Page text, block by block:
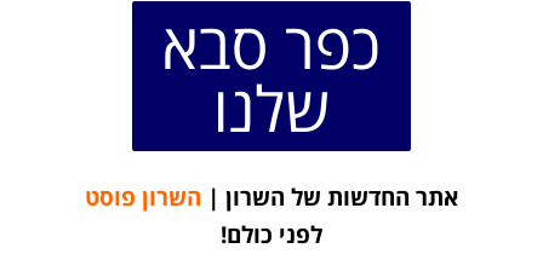
כפר סבא
שלנו
אתר החדשות של השרון | השרון פוסט
לפני כולם!